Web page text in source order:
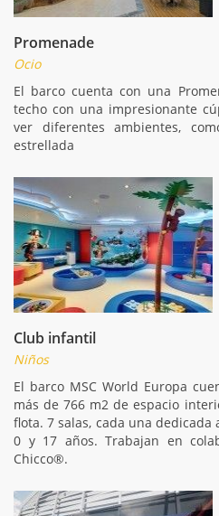
Promenade
Ocio
El barco cuenta con una
techo con una impresionante
ver diferentes ambientes,
estrellada
Club infantil
Niños
El barco MSC World Europa
más de 766 m2 de espacio
flota. 7 salas, cada una
0 y 17 años. Trabajan en
Chicco®.